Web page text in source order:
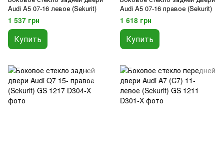
Audi A5 07-16 левое (Sekurit)
1 537 грн
Купить
Audi A5 07-16 правое (Sekurit)
1 618 грн
Купить